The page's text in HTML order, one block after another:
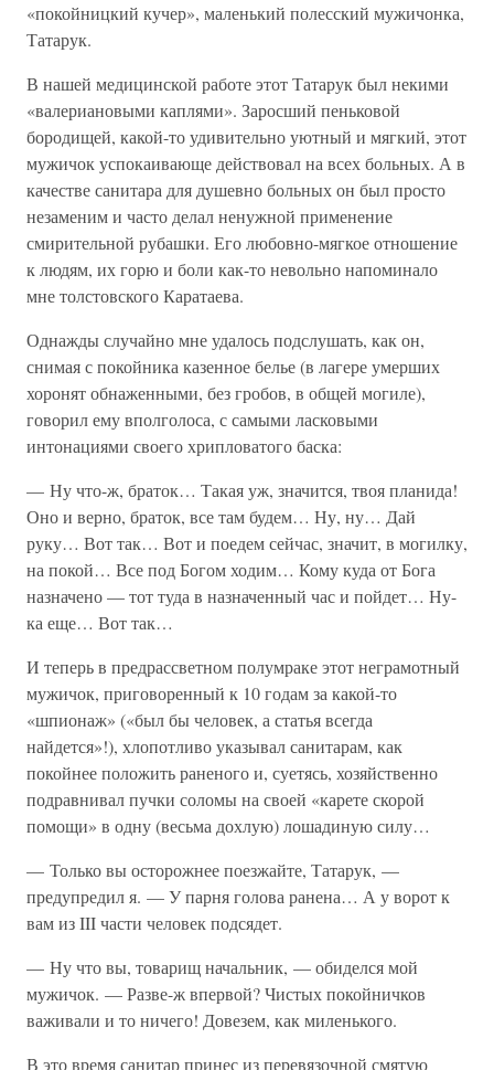
«покойницкий кучер», маленький полесский мужичонка,
Татарук.
В нашей медицинской работе этот Татарук был некими
«валериановыми каплями». Заросший пеньковой
бородищей, какой-то удивительно уютный и мягкий, этот
мужичок успокаивающе действовал на всех больных. А в
качестве санитара для душевно больных он был просто
незаменим и часто делал ненужной применение
смирительной рубашки. Его любовно-мягкое отношение
к людям, их горю и боли как-то невольно напоминало
мне толстовского Каратаева.
Однажды случайно мне удалось подслушать, как он,
снимая с покойника казенное белье (в лагере умерших
хоронят обнаженными, без гробов, в общей могиле),
говорил ему вполголоса, с самыми ласковыми
интонациями своего хрипловатого баска:
— Ну что-ж, браток… Такая уж, значится, твоя планида!
Оно и верно, браток, все там будем… Ну, ну… Дай
руку… Вот так… Вот и поедем сейчас, значит, в могилку,
на покой… Все под Богом ходим… Кому куда от Бога
назначено — тот туда в назначенный час и пойдет… Ну-
ка еще… Вот так…
И теперь в предрассветном полумраке этот неграмотный
мужичок, приговоренный к 10 годам за какой-то
«шпионаж» («был бы человек, а статья всегда
найдется»!), хлопотливо указывал санитарам, как
покойнее положить раненого и, суетясь, хозяйственно
подравнивал пучки соломы на своей «карете скорой
помощи» в одну (весьма дохлую) лошадиную силу…
— Только вы осторожнее поезжайте, Татарук, —
предупредил я. — У парня голова ранена… А у ворот к
вам из III части человек подсядет.
— Ну что вы, товарищ начальник, — обиделся мой
мужичок. — Разве-ж впервой? Чистых покойничков
важивали и то ничего! Довезем, как миленького.
В это время санитар принес из перевязочной смятую